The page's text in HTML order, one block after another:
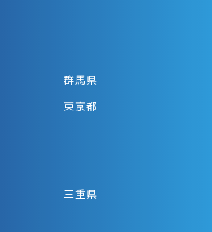
群馬県
東京都
三重県